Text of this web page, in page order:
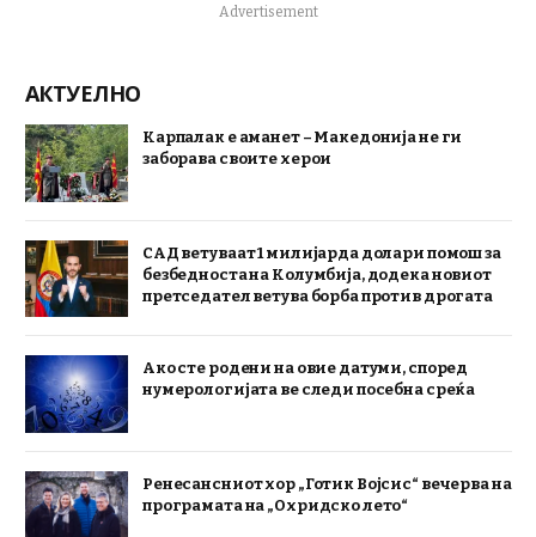
Advertisement
АКТУЕЛНО
Карпалак е аманет – Македонија не ги
заборава своите херои
САД ветуваат 1 милијарда долари помош за
безбедноста на Колумбија, додека новиот
претседател ветува борба против дрогата
Ако сте родени на овие датуми, според
нумерологијата ве следи посебна среќа
Ренесансниот хор „Готик Војсис“ вечерва на
програмата на „Охридско лето“